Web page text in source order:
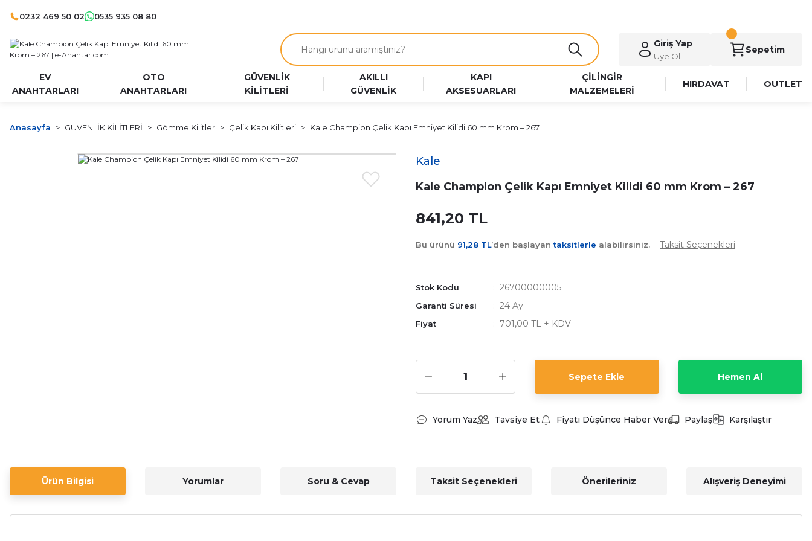
0232 469 50 02 0535 935 08 80
Giriş Yap
Üye Ol
Sepetim
EV
ANAHTARLARI
OTO
ANAHTARLARI
GÜVENLİK
KİLİTLERİ
AKILLI
GÜVENLİK
KAPI
AKSESUARLARI
ÇİLİNGİR
MALZEMELERİ
HIRDAVAT OUTLET
Anasayfa GÜVENLİK KİLİTLERİ Gömme Kilitler Çelik Kapı Kilitleri Kale Champion Çelik Kapı Emniyet Kilidi 60 mm Krom – 267
Kale
Kale Champion Çelik Kapı Emniyet Kilidi 60 mm Krom – 267
841,20 TL
Bu ürünü 91,28 TL’den başlayantaksitlerle alabilirsiniz. Taksit Seçenekleri
Stok Kodu 26700000005
Garanti Süresi 24 Ay
Fiyat 701,00 TL + KDV
Sepete Ekle Hemen Al
Yorum Yaz Tavsiye Et Fiyatı Düşünce Haber Ver Paylaş Karşılaştır
Ürün Bilgisi Yorumlar Soru & Cevap Taksit Seçenekleri Önerileriniz Alışveriş Deneyimi